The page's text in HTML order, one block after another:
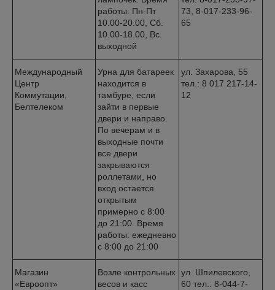
работы: Пн-Пт
10.00-20.00, Сб.
10.00-18.00, Вс.
выходной
73, 8-017-233-96-
65
Международный
Центр
Коммутации,
Белтелеком
Урна для батареек
находится в
тамбуре, если
зайти в первые
двери и направо.
По вечерам и в
выходные почти
все двери
закрываются
роллетами, но
вход остается
открытым
примерно с 8:00
до 21:00. Время
работы: ежедневно
с 8:00 до 21:00
ул. Захарова, 55
тел.: 8 017 217-14-
12
Магазин
«Евроопт»
Возле контрольных
весов и касс
ул. Шпилевского,
60 тел.: 8-044-7-